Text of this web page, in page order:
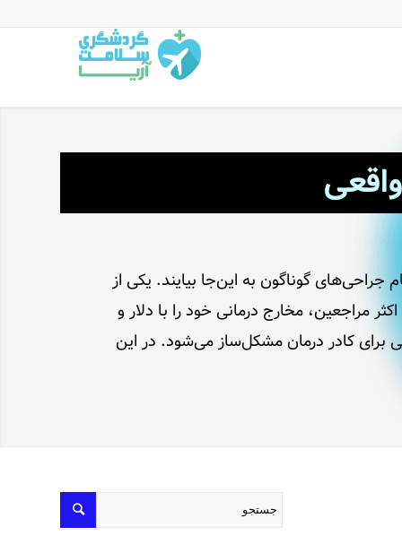
جراحی‌های گوناگون به این‌جا بیایند. یکی از
مراجعین، مخارج درمانی خود را با دلار و
برای کادر درمان مشکل‌ساز می‌شود. در این